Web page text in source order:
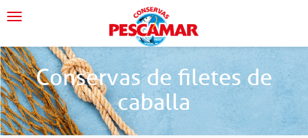
to Toggle navigation
Conservas de filetes de
caballa